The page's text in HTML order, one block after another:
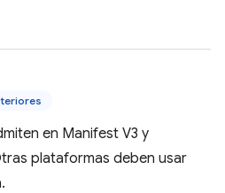
en Manifest V3 y
plataformas deben usar